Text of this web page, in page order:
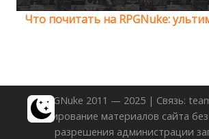
Что почитать на RPGNuke:
© RPGNuke 2011 — 2025 | Связь:
Копирование материалов сайта
разрешения администрации